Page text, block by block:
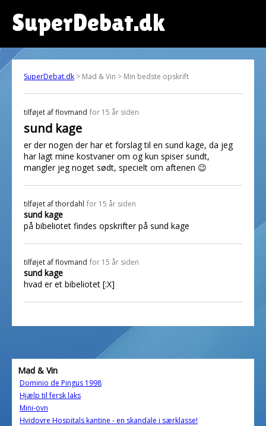
SuperDebat.dk
SuperDebat.dk > Mad & Vin > Min bedste opskrift
tilføjet afflovmand for 15 år siden
sund kage
er der nogen der har et forslag til en sund kage, da jeg
har lagt mine kostvaner om og kun spiser sundt,
mangler jeg noget sødt, specielt om aftenen 😉
tilføjet afthordahl for 15 år siden
sund kage
på bibeliotet findes opskrifter på sund kage
tilføjet afflovmand for 15 år siden
sund kage
hvad er et bibeliotet [:X]
Mad & Vin
Dominio de Pingus 1998
Hjælp til fersk laks
Mini-ovn
Hvidovre Hospitals kantine - en skandale i særklasse!